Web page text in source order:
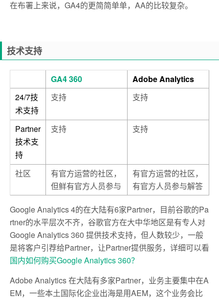
在布署上来说，GA4的更简简单单，AA的比较复杂。
技术支持
GA4 360
Adobe Analytics
24/7技
术支持
支持 支持
Partner
技术支
持
支持 支持
社区
有官方运营的社区，
但鲜有官方人员参与
有官方运营的社区，
有官方人员参与解答
Google Analytics 4的在大陆有6家Partner，目前谷歌的Pa
rtner的水平层次不齐，谷歌官方在大中华地区是有专人对
Google Analytics 360 提供技术支持，但人数较少，一般
是将客户引荐给Partner，让Partner提供服务，详细可以看
国内如何购买Google Analytics 360？
Adobe Analytics 在大陆有多家Partner，业务主要集中在A
EM，一些本土国际化企业出海是用AEM，这个业务会比